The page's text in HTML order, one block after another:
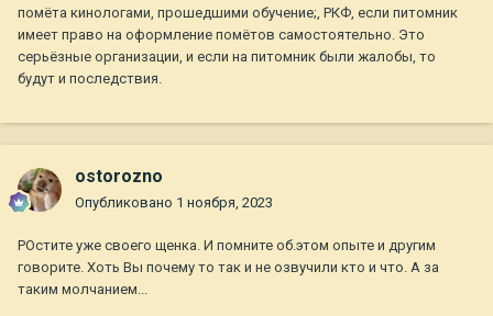
помёта кинологами, прошедшими обучение;, РКФ, если питомник
имеет право на оформление помётов самостоятельно. Это
серьёзные организации, и если на питомник были жалобы, то
будут и последствия.
ostorozno
Опубликовано 1 ноября, 2023
РОстите уже своего щенка. И помните об.этом опыте и другим
говорите. Хоть Вы почему то так и не озвучили кто и что. А за
таким молчанием...